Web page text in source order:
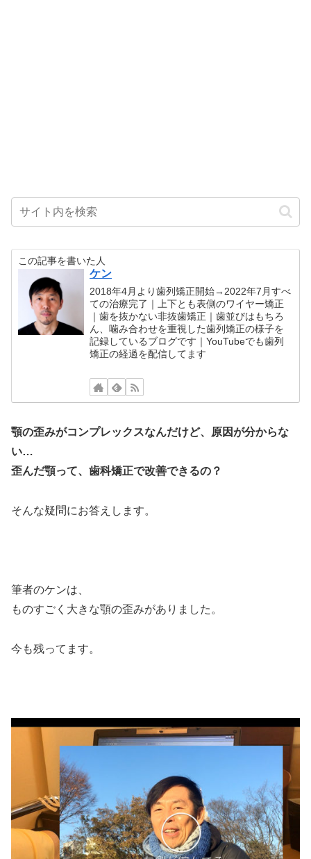
この記事を書いた人
ケン
2018年4月より歯列矯正開始→2022年7月すべ
ての治療完了｜上下とも表側のワイヤー矯正
｜歯を抜かない非抜歯矯正｜歯並びはもちろ
ん、噛み合わせを重視した歯列矯正の様子を
記録しているブログです｜YouTubeでも歯列
矯正の経過を配信してます
顎の歪みがコンプレックスなんだけど、原因が分からな
い…
歪んだ顎って、歯科矯正で改善できるの？
そんな疑問にお答えします。
筆者のケンは、
ものすごく大きな顎の歪みがありました。
今も残ってます。